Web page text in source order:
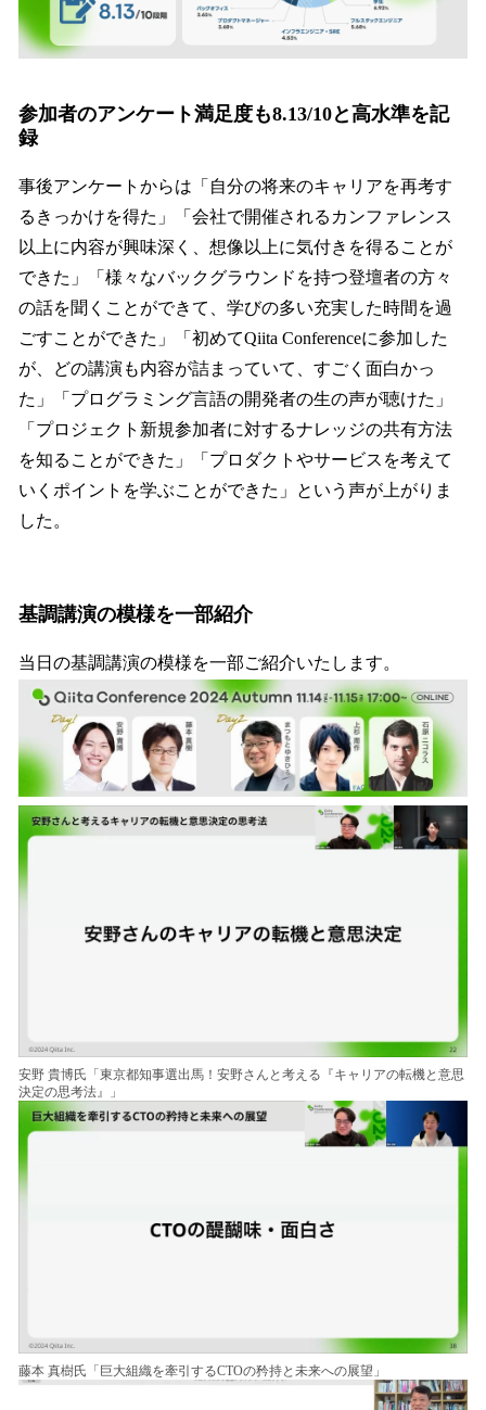
参加者のアンケート満足度も8.13/10と高水準を記
録
事後アンケートからは「自分の将来のキャリアを再考す
るきっかけを得た」「会社で開催されるカンファレンス
以上に内容が興味深く、想像以上に気付きを得ることが
できた」「様々なバックグラウンドを持つ登壇者の方々
の話を聞くことができて、学びの多い充実した時間を過
ごすことができた」「初めてQiita Conferenceに参加した
が、どの講演も内容が詰まっていて、すごく面白かっ
た」「プログラミング言語の開発者の生の声が聴けた」
「プロジェクト新規参加者に対するナレッジの共有方法
を知ることができた」「プロダクトやサービスを考えて
いくポイントを学ぶことができた」という声が上がりま
した。
基調講演の模様を一部紹介
当日の基調講演の模様を一部ご紹介いたします。
安野 貴博氏「東京都知事選出馬！安野さんと考える『キャリアの転機と意思
決定の思考法』」
藤本 真樹氏「巨大組織を牽引するCTOの矜持と未来への展望」